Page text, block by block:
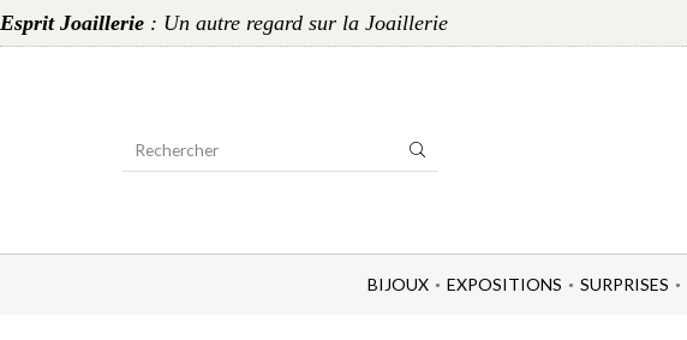
Esprit Joaillerie : Un autre regard sur la Joaillerie
BIJOUX EXPOSITIONS SURPRISES